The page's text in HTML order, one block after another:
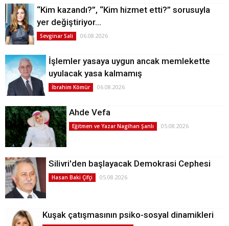
“Kim kazandı?”, “Kim hizmet etti?” sorusuyla
yer değiştiriyor…
Sevginar Sali 06.08.2026
İşlemler yasaya uygun ancak memlekette
uyulacak yasa kalmamış
İbrahim Kömür 06.08.2026
Ahde Vefa
Eğitmen ve Yazar Nagihan Şanlı 05.08.2026
Silivri'den başlayacak Demokrasi Cephesi
Hasan Baki Çifçi 05.08.2026
Kuşak çatışmasının psiko-sosyal dinamikleri